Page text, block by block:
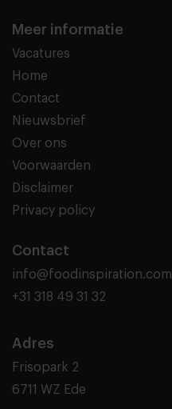
Meer informatie
Vacatures
Home
Contact
Nieuwsbrief
Over ons
Voorwaarden
Disclaimer
Privacy policy
Contact
info@foodinspiration.com
+31 318 49 31 32
Adres
Frisopark 2
6711 WZ Ede